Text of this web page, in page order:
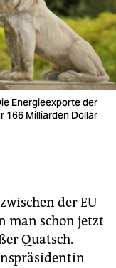
Energieexporte der
166 Milliarden Dollar
der EU
man schon jetzt
Quatsch.